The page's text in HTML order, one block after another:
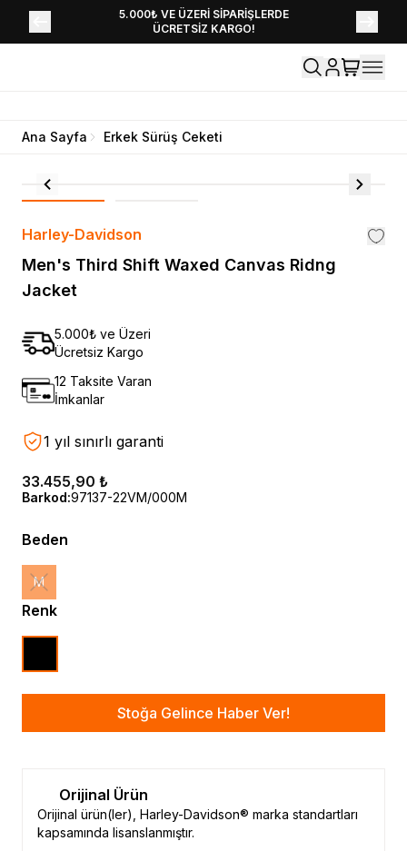
5.000₺ VE ÜZERİ SİPARİŞLERDE
ÜCRETSİZ KARGO!
YENİ SEZON KOLEKSİYONU EKLENDİ,
HEMEN KEŞFET!
Ana Sayfa Erkek Sürüş Ceketi
Harley-Davidson
Men's Third Shift Waxed Canvas Ridng
Jacket
5.000₺ ve Üzeri
Ücretsiz Kargo
12 Taksite Varan
İmkanlar
1 yıl sınırlı garanti
33.455,90 ₺
Barkod:97137-22VM/000M
Beden
M
Renk
Stoğa Gelince Haber Ver!
Orijinal Ürün
Orijinal ürün(ler), Harley-Davidson® marka standartları
kapsamında lisanslanmıştır.